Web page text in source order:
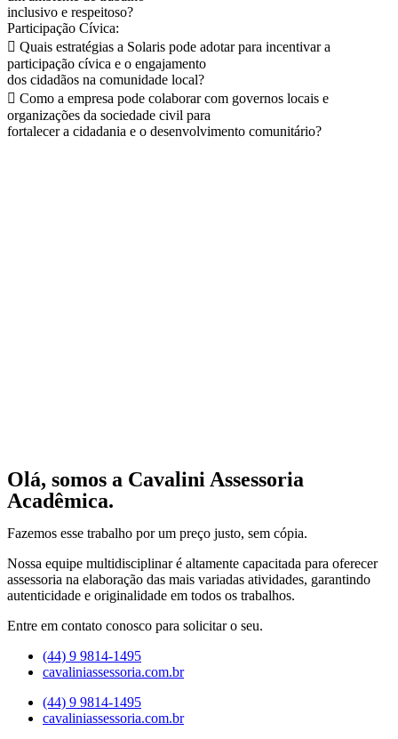
inclusivo e respeitoso?
Participação Cívica:
 Quais estratégias a Solaris pode adotar para incentivar a
participação cívica e o engajamento
dos cidadãos na comunidade local?
 Como a empresa pode colaborar com governos locais e
organizações da sociedade civil para
fortalecer a cidadania e o desenvolvimento comunitário?
Olá, somos a Cavalini Assessoria
Acadêmica.
Fazemos esse trabalho por um preço justo, sem cópia.
Nossa equipe multidisciplinar é altamente capacitada para oferecer
assessoria na elaboração das mais variadas atividades, garantindo
autenticidade e originalidade em todos os trabalhos.
Entre em contato conosco para solicitar o seu.
(44) 9 9814-1495
cavaliniassessoria.com.br
(44) 9 9814-1495
cavaliniassessoria.com.br